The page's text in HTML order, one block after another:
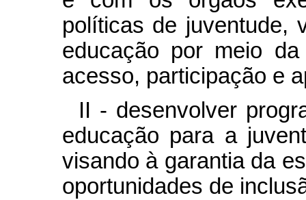
políticas de juventude,
educação por meio
acesso, participação e
II - desenvolver
educação para a
visando à garantia da
oportunidades de